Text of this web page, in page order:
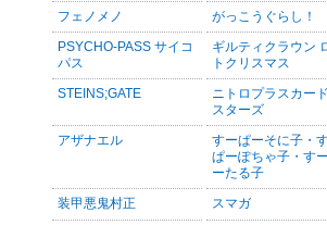
フェノメノ がっこうぐらし！
PSYCHO-PASS サイコ
パス
ギルティクラウン
トクリスマス
STEINS;GATE
ニトロプラスカー
スターズ
アザナエル
すーぱーそに子・
ぱーぽちゃ子・す
ーたる子
装甲悪鬼村正 スマガ